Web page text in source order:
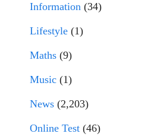
Information (34)
Lifestyle (1)
Maths (9)
Music (1)
News (2,203)
Online Test (46)